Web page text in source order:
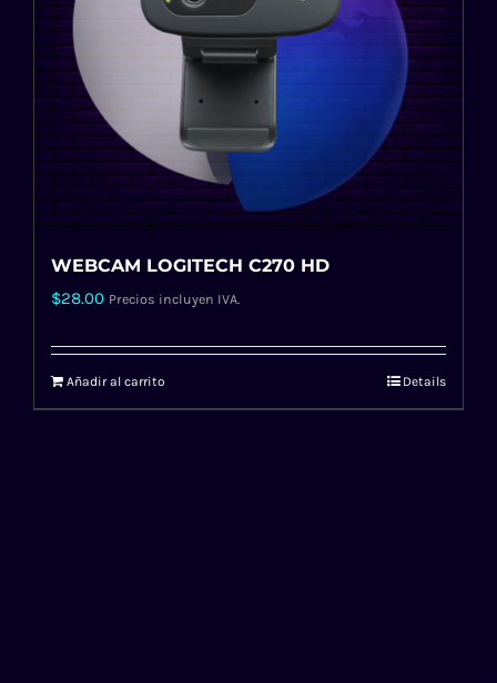
WEBCAM LOGITECH C270 HD
$28.00 Precios incluyen IVA.
Añadir al carrito Details